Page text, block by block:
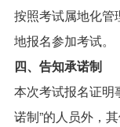
按照考试属地化管
地报名参加考试。
四、告知承诺制
本次考试报名证明
诺制”的人员外，